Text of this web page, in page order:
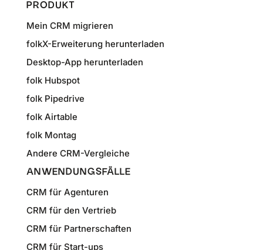
PRODUKT
Mein CRM migrieren
folkX-Erweiterung herunterladen
Desktop-App herunterladen
folk Hubspot
folk Pipedrive
folk Airtable
folk Montag
Andere CRM-Vergleiche
ANWENDUNGSFÄLLE
CRM für Agenturen
CRM für den Vertrieb
CRM für Partnerschaften
CRM für Start-ups